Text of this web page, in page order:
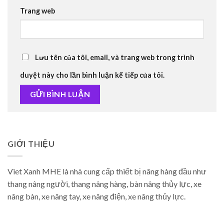
Trang web
Lưu tên của tôi, email, và trang web trong trình
duyệt này cho lần bình luận kế tiếp của tôi.
GIỚI THIỆU
Viet Xanh MHE là nhà cung cấp thiết bị nâng hàng đầu như
thang nâng người, thang nâng hàng, bàn nâng thủy lực, xe
nâng bàn, xe nâng tay, xe nâng điện, xe nâng thủy lực.